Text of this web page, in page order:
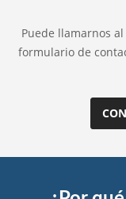
Puede llamarnos al
formulario de